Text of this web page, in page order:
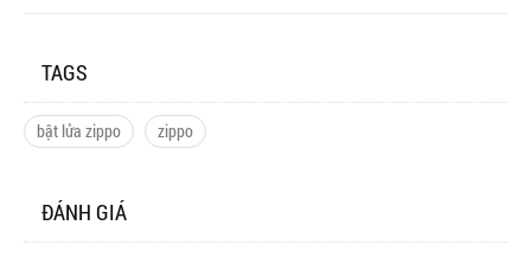
TAGS
bật lửa zippo zippo
ĐÁNH GIÁ